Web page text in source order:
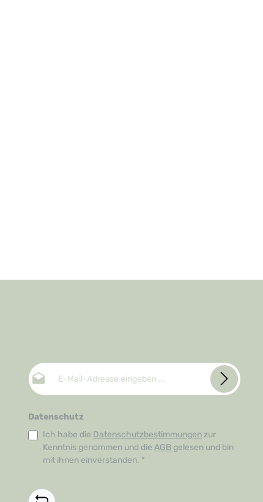
E-Mail-Adresse*
Datenschutz
Ich habe die Datenschutzbestimmungen zur
Kenntnis genommen und die AGB gelesen und bin
mit ihnen einverstanden. *